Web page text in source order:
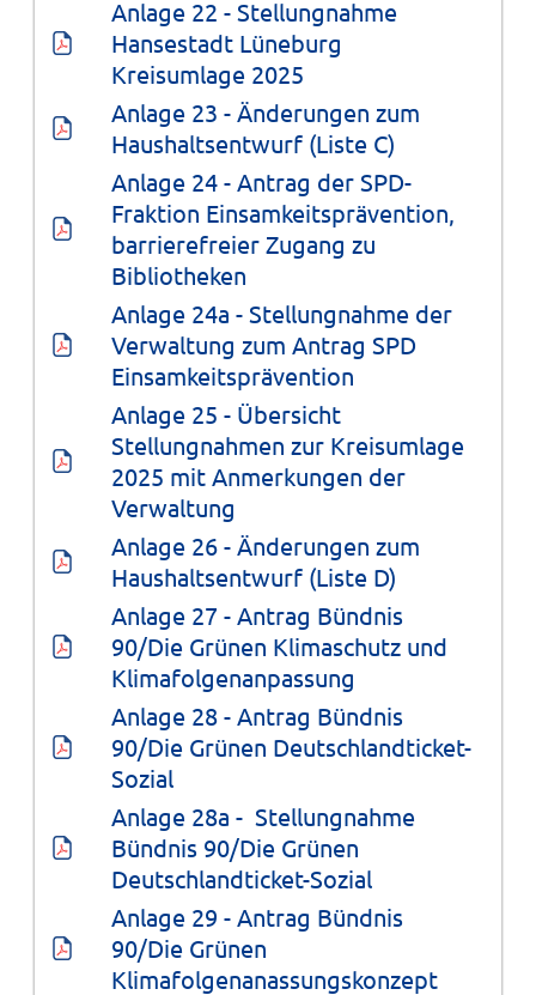
Anlage 22 - Stellungnahme
Hansestadt Lüneburg
Kreisumlage 2025
Anlage 23 - Änderungen zum
Haushaltsentwurf (Liste C)
Anlage 24 - Antrag der SPD-
Fraktion Einsamkeitsprävention,
barrierefreier Zugang zu
Bibliotheken
Anlage 24a - Stellungnahme der
Verwaltung zum Antrag SPD
Einsamkeitsprävention
Anlage 25 - Übersicht
Stellungnahmen zur Kreisumlage
2025 mit Anmerkungen der
Verwaltung
Anlage 26 - Änderungen zum
Haushaltsentwurf (Liste D)
Anlage 27 - Antrag Bündnis
90/Die Grünen Klimaschutz und
Klimafolgenanpassung
Anlage 28 - Antrag Bündnis
90/Die Grünen Deutschlandticket-
Sozial
Anlage 28a -  Stellungnahme
Bündnis 90/Die Grünen
Deutschlandticket-Sozial
Anlage 29 - Antrag Bündnis
90/Die Grünen
Klimafolgenanassungskonzept